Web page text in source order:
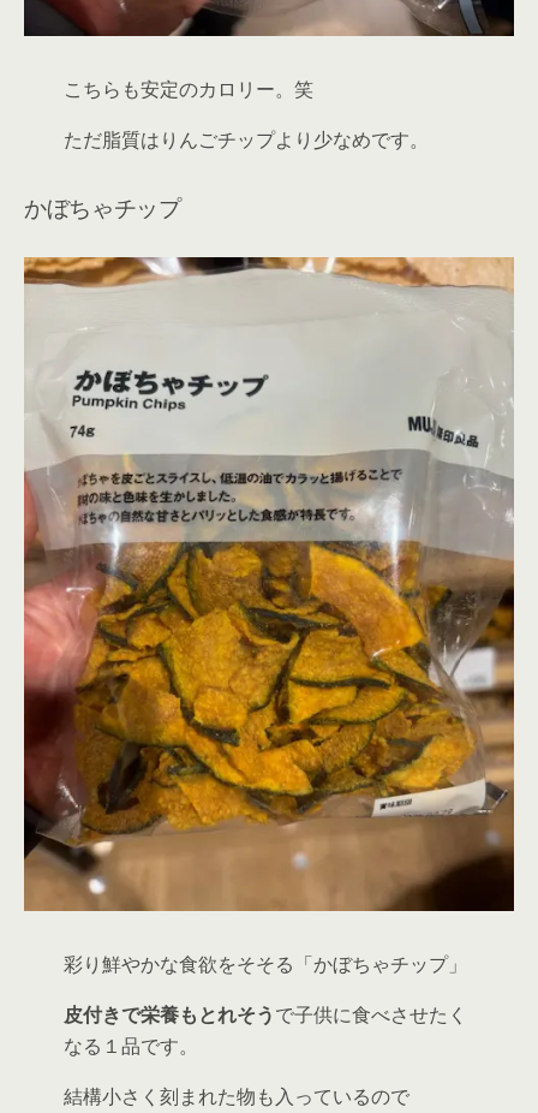
こちらも安定のカロリー。笑
ただ脂質はりんごチップより 少なめです。
かぼちゃチップ
彩り鮮やかな食欲をそそる「かぼちゃチップ」
皮付きで栄養もとれそうで子供に食べさせたく
なる１品です。
結構小さく刻まれた物も入っているので